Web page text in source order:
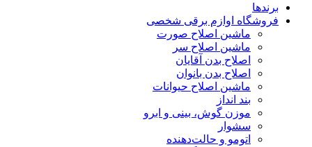
برندها
فروشگاه اوازم برقی شخصی
ماشین اصلاح صورت
ماشین اصلاح سر
اصلاح بدن آقایان
اصلاح بدن بانوان
ماشین اصلاح حیوانات
بند انداز
موزن گوش، بینی و ابرو
سشوار
اتومو و حالت‌دهنده